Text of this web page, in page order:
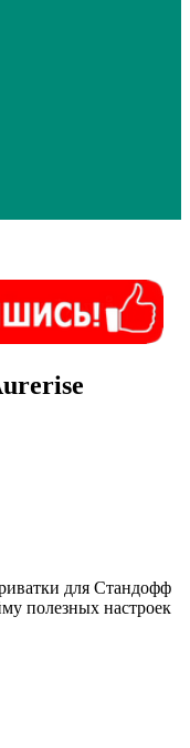
для Стандофф
полезных настроек